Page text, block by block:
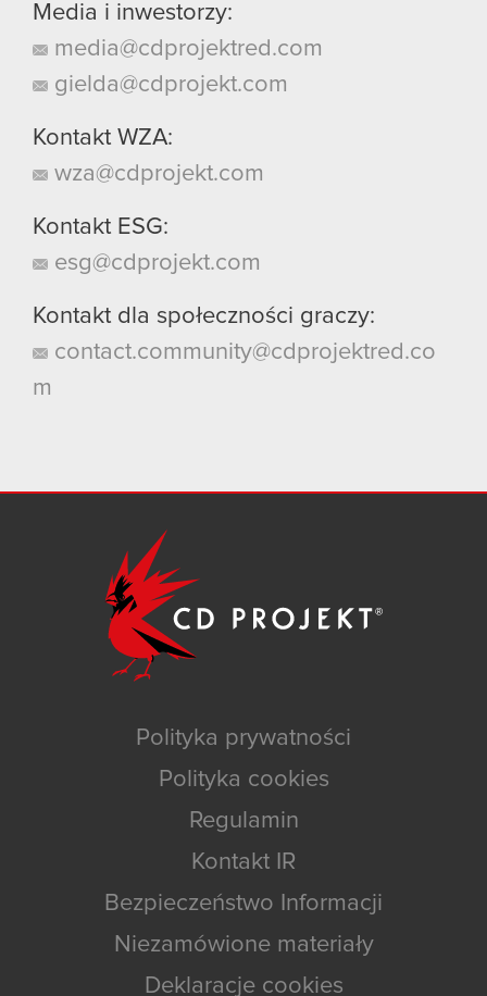
Media i inwestorzy:
media@cdprojektred.com
gielda@cdprojekt.com
Kontakt WZA:
wza@cdprojekt.com
Kontakt ESG:
esg@cdprojekt.com
Kontakt dla społeczności graczy:
contact.community@cdprojektred.co
m
Polityka prywatności
Polityka cookies
Regulamin
Kontakt IR
Bezpieczeństwo Informacji
Niezamówione materiały
Deklaracje cookies